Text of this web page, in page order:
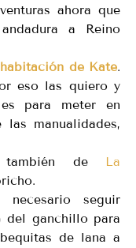
ahora que
a Reino
de Kate.
eso las quiero y
para meter en
manualidades,
de
La
seguir
del ganchillo para
de lana a